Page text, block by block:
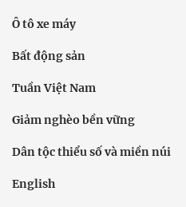
Ô tô xe máy
Bất động sản
Tuần Việt Nam
Giảm nghèo bền vững
Dân tộc thiểu số và miền núi
English